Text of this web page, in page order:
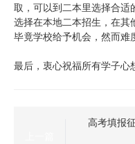
取，可以到二本里选择合
选择在本地二本招生，在
毕竟学校给予机会，然而难
最后，衷心祝福所有学子
高考填报